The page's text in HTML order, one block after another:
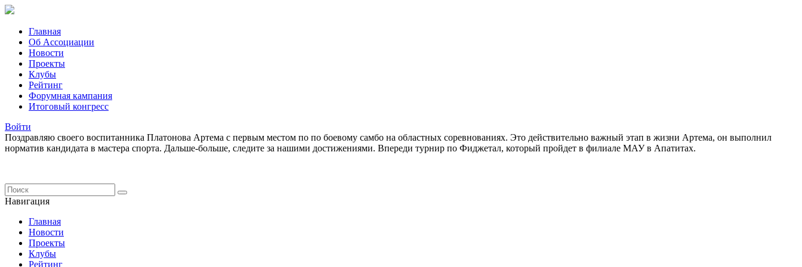
Главная
Об Ассоциации
Новости
Проекты
Клубы
Рейтинг
Форумная кампания
Итоговый конгресс
Войти
Поздравляю своего воспитанника Платонова Артема с первым местом по по боевому самбо на областных соревнованиях. Это действительно важный этап в жизни Артема, он выполнил
норматив кандидата в мастера спорта. Дальше-больше, следите за нашими достижениями. Впереди турнир по Фиджетал, который пройдет в филиале МАУ в Апатитах.
Навигация
Главная
Новости
Проекты
Клубы
Рейтинг